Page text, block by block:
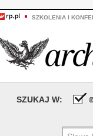
SZKOLENIA I
SZUKAJ W: